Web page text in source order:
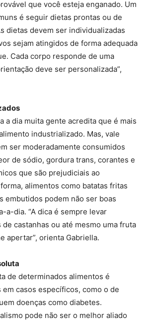
que você esteja enganado. Um
é seguir dietas prontas ou de
dietas devem ser individualizadas
sejam atingidos de forma adequada
Cada corpo responde de uma
deve ser personalizada”,
a dia muita gente acredita que é mais
industrializado. Mas, vale
ser moderadamente consumidos
de sódio, gordura trans, corantes e
que são prejudiciais ao
alimentos como batatas fritas
embutidos podem não ser boas
a-dia. “A dica é sempre levar
castanhas ou até mesmo uma fruta
apertar”, orienta Gabriella.
de determinados alimentos é
em casos específicos, como o de
doenças como diabetes.
pode não ser o melhor aliado